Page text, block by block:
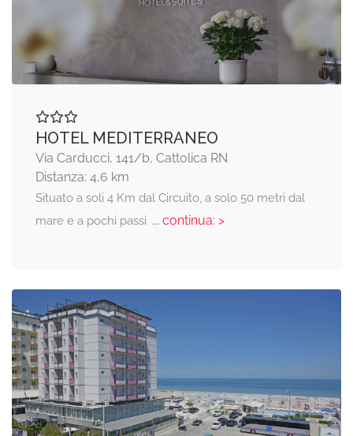
HOTEL MEDITERRANEO
Via Carducci, 141/b, Cattolica RN
Distanza: 4,6 km
Situato a soli 4 Km dal Circuito, a solo 50 metri dal
mare e a pochi passi ... continua: >